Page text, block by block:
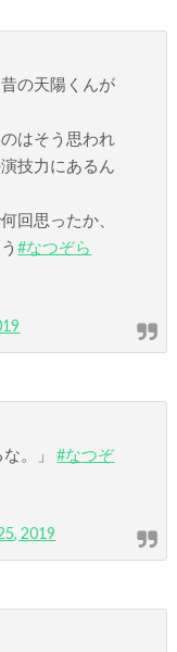
の天陽くんが
はそう思われ
技力にあるん
回思ったか、
#なつぞら
な。」#なつぞ
2019